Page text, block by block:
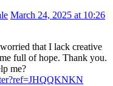
March 24, 2025 at 10:26
that I lack creative
full of hope. Thank you.
me?